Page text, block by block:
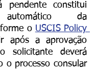
pendente constitui
automático da
o USCIS Policy
após a aprovação
solicitante deverá
o processo consular